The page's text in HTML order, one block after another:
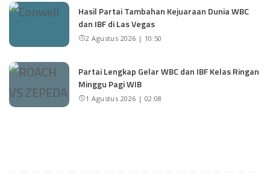
Hasil Partai Tambahan Kejuaraan Dunia WBC
dan IBF di Las Vegas
2 Agustus 2026 | 10:50
Partai Lengkap Gelar WBC dan IBF Kelas Ringan
Minggu Pagi WIB
1 Agustus 2026 | 02:08